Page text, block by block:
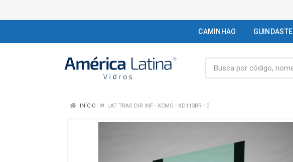
CAMINHAO GUINDASTE
INÍCIO LAT TRAS DIR INF - XCMG - XD113BR - 0